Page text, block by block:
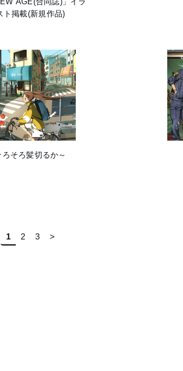
ト掲載(新規作品)
ろそろ髪切るか～
1 2 3 >